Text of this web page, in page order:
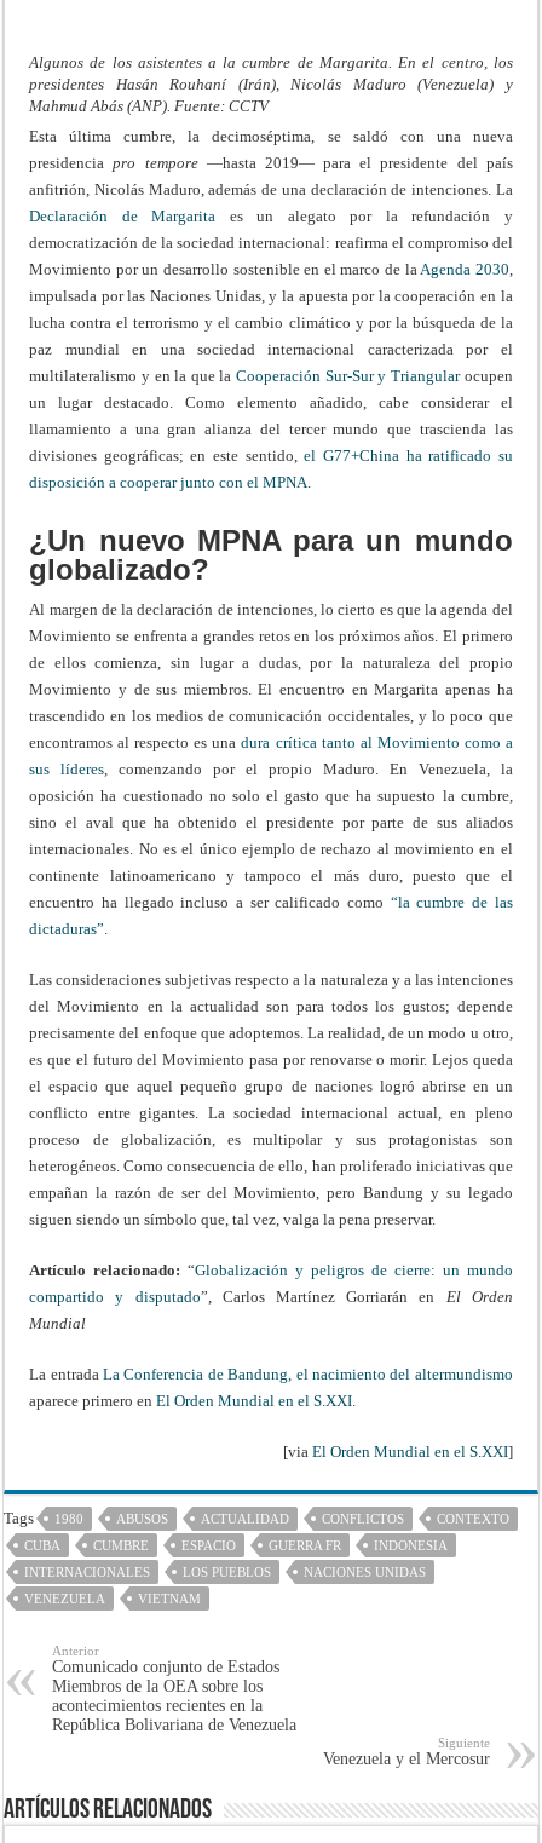
Algunos de los asistentes a la cumbre de Margarita. En el centro, los
presidentes Hasán Rouhaní (Irán), Nicolás Maduro (Venezuela) y
Mahmud Abás (ANP). Fuente: CCTV
Esta última cumbre, la decimoséptima, se saldó con una nueva
presidenciapro tempore—hasta 2019— para el presidente del país
anfitrión, Nicolás Maduro, además de una declaración de intenciones. La
Declaración de Margarita es un alegato por la refundación y
democratización de la sociedad internacional: reafirma el compromiso del
Movimiento por un desarrollo sostenible en el marco de laAgenda 2030,
impulsada por las Naciones Unidas, y la apuesta por la cooperación en la
lucha contra el terrorismo y el cambio climático y por la búsqueda de la
paz mundial en una sociedad internacional caracterizada por el
multilateralismo y en la que laCooperación Sur-Sur y Triangularocupen
un lugar destacado. Como elemento añadido, cabe considerar el
llamamiento a una gran alianza del tercer mundo que trascienda las
divisiones geográficas; en este sentido,el G77+China ha ratificado su
disposición a cooperar junto con el MPNA.
¿Un nuevo MPNA para un mundo
globalizado?
Al margen de la declaración de intenciones, lo cierto es que la agenda del
Movimiento se enfrenta a grandes retos en los próximos años. El primero
de ellos comienza, sin lugar a dudas, por la naturaleza del propio
Movimiento y de sus miembros. El encuentro en Margarita apenas ha
trascendido en los medios de comunicación occidentales, y lo poco que
encontramos al respecto es unadura crítica tanto al Movimiento como a
sus líderes, comenzando por el propio Maduro. En Venezuela, la
oposición ha cuestionado no solo el gasto que ha supuesto la cumbre,
sino el aval que ha obtenido el presidente por parte de sus aliados
internacionales. No es el único ejemplo de rechazo al movimiento en el
continente latinoamericano y tampoco el más duro, puesto que el
encuentro ha llegado incluso a ser calificado como “la cumbre de las
dictaduras”.
Las consideraciones subjetivas respecto a la naturaleza y a las intenciones
del Movimiento en la actualidad son para todos los gustos; depende
precisamente del enfoque que adoptemos. La realidad, de un modo u otro,
es que el futuro del Movimiento pasa por renovarse o morir. Lejos queda
el espacio que aquel pequeño grupo de naciones logró abrirse en un
conflicto entre gigantes. La sociedad internacional actual, en pleno
proceso de globalización, es multipolar y sus protagonistas son
heterogéneos. Como consecuencia de ello, han proliferado iniciativas que
empañan la razón de ser del Movimiento, pero Bandung y su legado
siguen siendo un símbolo que, tal vez, valga la pena preservar.
Artículo relacionado:“Globalización y peligros de cierre: un mundo
compartido y disputado”, Carlos Martínez Gorriarán en El Orden
Mundial
La entradaLa Conferencia de Bandung, el nacimiento del altermundismo
aparece primero enEl Orden Mundial en el S.XXI.
[via El Orden Mundial en el S.XXI]
Tags 1980 ABUSOS ACTUALIDAD CONFLICTOS
CONTEXTO
CUBA
CUMBRE ESPACIO GUERRA FR
INDONESIA
INTERNACIONALES
LOS PUEBLOS
NACIONES UNIDAS
VENEZUELA
VIETNAM
Anterior
Comunicado conjunto de Estados
Miembros de la OEA sobre los
acontecimientos recientes en la
República Bolivariana de Venezuela
Siguiente
Venezuela y el Mercosur
Artículos Relacionados